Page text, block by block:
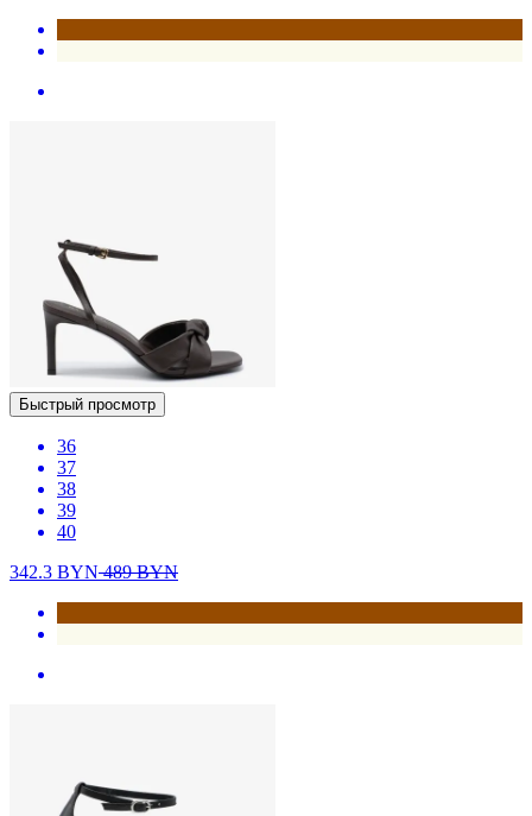
Быстрый просмотр
36
37
38
39
40
342.3 BYN489BYN